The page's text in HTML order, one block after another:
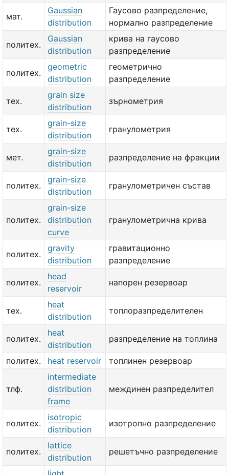
мат.
Gaussian
distribution
Гаусово разпределение,
нормално разпределение
политех.
Gaussian
distribution
крива на гаусово
разпределение
политех.
geometric
distribution
геометрично
разпределение
тех.
grain size
distribution
зърнометрия
тех.
grain-size
distribution
гранулометрия
мет.
grain-size
distribution
разпределение на фракции
политех.
grain-size
distribution
гранулометричен състав
политех.
grain-size
distribution
curve
гранулометрична крива
политех.
gravity
distribution
гравитационно
разпределение
политех.
head
reservoir
напорен резервоар
тех.
heat
distribution
топлоразпределителен
политех.
heat
distribution
разпределение на топлина
политех. heat reservoir топлинен резервоар
тлф.
intermediate
distribution
frame
междинен разпределител
политех.
isotropic
distribution
изотропно разпределение
политех.
lattice
distribution
решетъчно разпределение